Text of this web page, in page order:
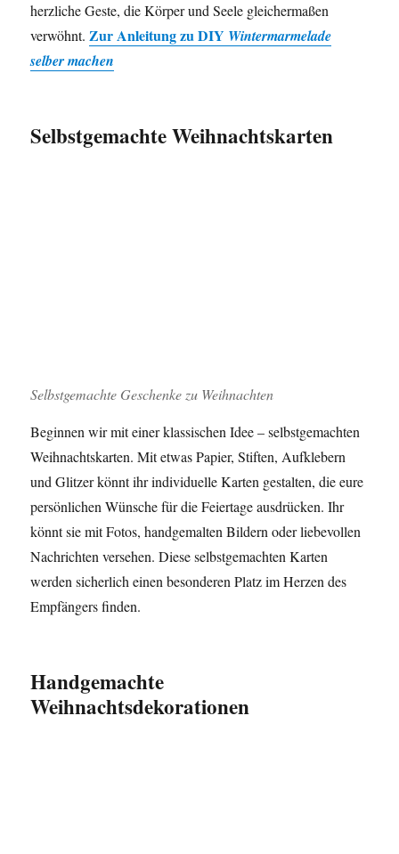
herzliche Geste, die Körper und Seele gleichermaßen
verwöhnt. Zur Anleitung zuDIY Wintermarmelade
selber machen
Selbstgemachte Weihnachtskarten
Selbstgemachte Geschenke zu Weihnachten
Beginnen wir mit einer klassischen Idee – selbstgemachten
Weihnachtskarten. Mit etwas Papier, Stiften, Aufklebern
und Glitzer könnt ihr individuelle Karten gestalten, die eure
persönlichen Wünsche für die Feiertage ausdrücken. Ihr
könnt sie mit Fotos, handgemalten Bildern oder liebevollen
Nachrichten versehen. Diese selbstgemachten Karten
werden sicherlich einen besonderen Platz im Herzen des
Empfängers finden.
Handgemachte
Weihnachtsdekorationen